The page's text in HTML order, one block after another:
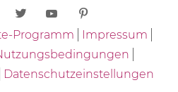
Programm
Impressum
Datenschutzeinstellungen